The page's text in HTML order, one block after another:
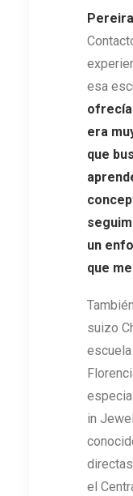
esa
era
que
un
que
suizo
in
el